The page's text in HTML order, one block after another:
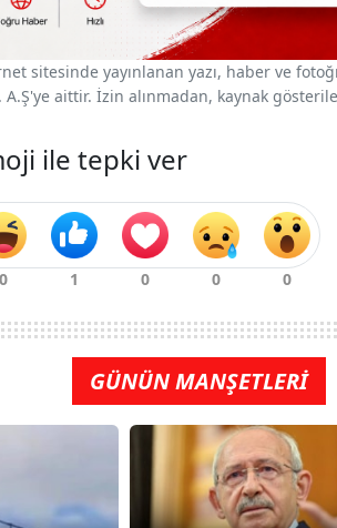
sitesinde yayınlanan yazı, haber ve
A.Ş'ye aittir. İzin alınmadan, kaynak
ile tepki ver
GÜNÜN MANŞETLERİ